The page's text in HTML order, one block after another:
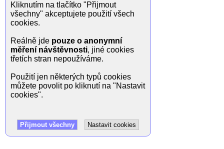
Kliknutím na tlačítko "Přijmout
všechny" akceptujete použití všech
cookies.
Reálně jde pouze o anonymní
měření návštěvnosti, jiné cookies
třetích stran nepoužíváme.
Použití jen některých typů cookies
můžete povolit po kliknutí na "Nastavit
cookies".
Přijmout všechny Nastavit cookies